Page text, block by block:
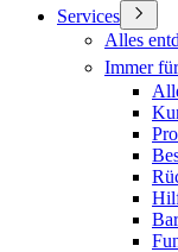
Services
Alles
Immer